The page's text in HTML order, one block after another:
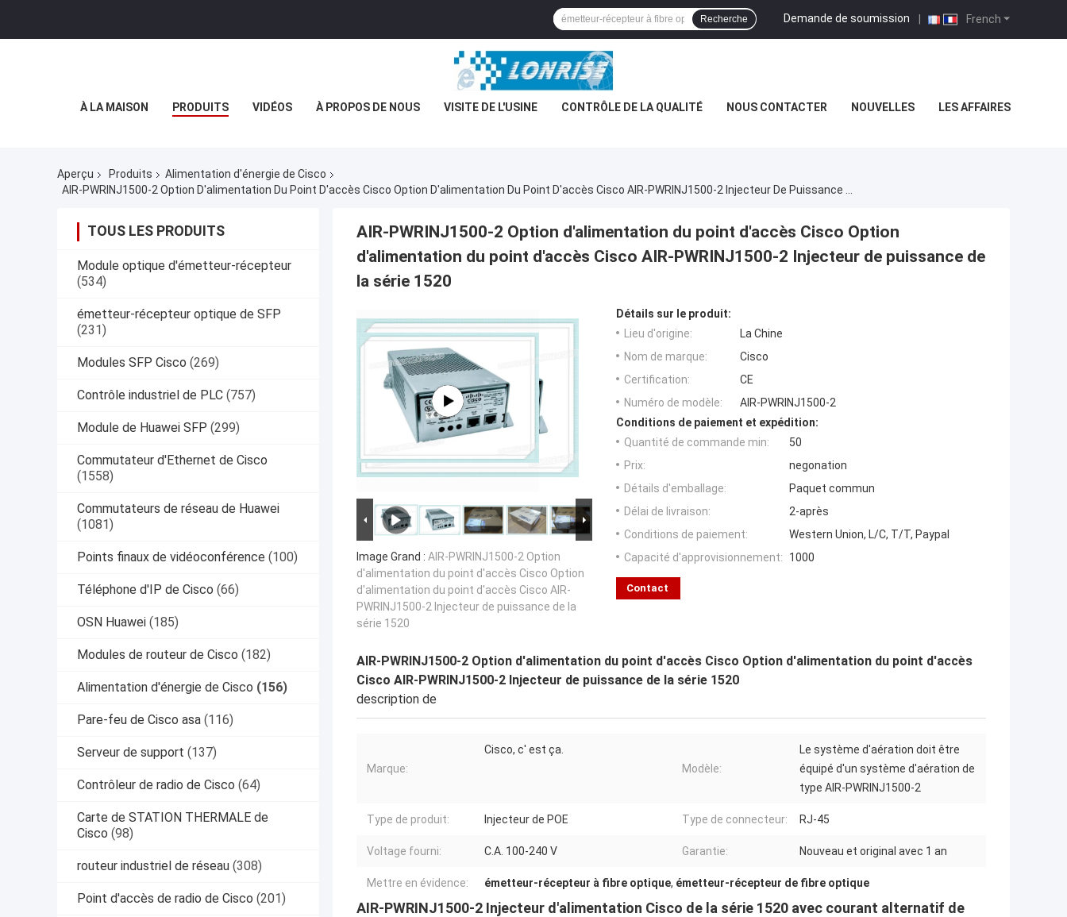
French
Demande de soumission |
Recherche
À LA MAISON PRODUITS VIDÉOS À PROPOS DE NOUS VISITE DE L'USINE CONTRÔLE DE LA QUALITÉ NOUS CONTACTER NOUVELLES LES AFFAIRES
Aperçu Produits
Alimentation d'énergie de Cisco
TOUS LES PRODUITS
Module optique d'émetteur-récepteur
(534)
émetteur-récepteur optique de SFP
(231)
Modules SFP Cisco (269)
Contrôle industriel de PLC (757)
Module de Huawei SFP (299)
Commutateur d'Ethernet de Cisco
(1558)
Commutateurs de réseau de Huawei
(1081)
Points finaux de vidéoconférence (100)
Téléphone d'IP de Cisco (66)
OSN Huawei (185)
Modules de routeur de Cisco (182)
Alimentation d'énergie de Cisco (156)
Pare-feu de Cisco asa (116)
Serveur de support (137)
Contrôleur de radio de Cisco (64)
Carte de STATION THERMALE de
Cisco (98)
routeur industriel de réseau (308)
Point d'accès de radio de Cisco (201)
AIR-PWRINJ1500-2 Option d'alimentation du point d'accès Cisco Option
d'alimentation du point d'accès Cisco AIR-PWRINJ1500-2 Injecteur de puissance de
la série 1520
Image Grand : AIR-PWRINJ1500-2 Option
d'alimentation du point d'accès Cisco Option
d'alimentation du point d'accès Cisco AIR-
PWRINJ1500-2 Injecteur de puissance de la
série 1520
Détails sur le produit:
Lieu d'origine:
La Chine
Nom de marque:
Cisco
Certification:
CE
Numéro de modèle:
AIR-PWRINJ1500-2
Conditions de paiement et expédition:
Quantité de commande min:
50
Prix:
negonation
Détails d'emballage:
Paquet commun
Délai de livraison:
2-après
Conditions de paiement:
Western Union, L/C, T/T, Paypal
Capacité d'approvisionnement:
1000
Contact
AIR-PWRINJ1500-2 Option d'alimentation du point d'accès Cisco Option d'alimentation du point d'accès
Cisco AIR-PWRINJ1500-2 Injecteur de puissance de la série 1520
description de
Marque:
Cisco, c' est ça.
Modèle:
Le système d'aération doit être
équipé d'un système d'aération de
type AIR-PWRINJ1500-2
Type de produit: Injecteur de POE Type de connecteur: RJ-45
Voltage fourni: C.A. 100-240 V Garantie: Nouveau et original avec 1 an
Mettre en évidence: émetteur-récepteur à fibre optique, émetteur-récepteur de fibre optique
AIR-PWRINJ1500-2 Injecteur d'alimentation Cisco de la série 1520 avec courant alternatif de